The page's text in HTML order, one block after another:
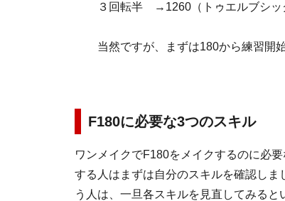
３回転半 →1260（トゥエルブシッ
当然ですが、まずは180から練習開始
F180に必要な3つのスキル
ワンメイクでF180をメイクするのに必
する人はまずは自分のスキルを確認し
う人は、一旦各スキルを見直してみる